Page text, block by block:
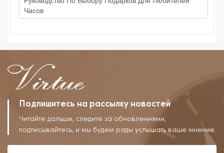
Часов
Подпишитесь на рассылку новостей
Читайте дальше, следите за обновлениями,
подписывайтесь, и мы будем рады услышать ваше мнение.